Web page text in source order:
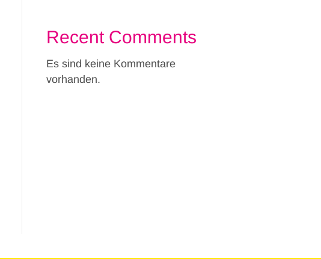
Recent Comments
Es sind keine Kommentare
vorhanden.